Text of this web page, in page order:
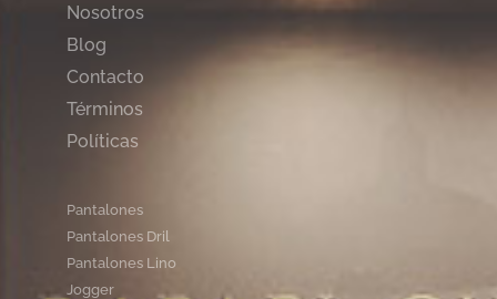
Nosotros
Blog
Contacto
Términos
Políticas
Pantalones
Pantalones Dril
Pantalones Lino
Jogger